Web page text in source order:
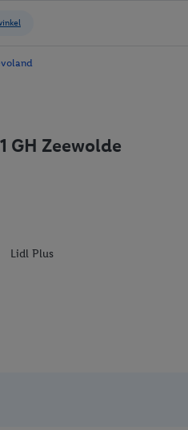
GH Zeewolde
Lidl Plus